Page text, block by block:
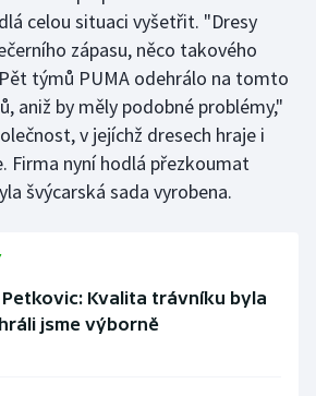
celou situaci vyšetřit. "Dresy
zápasu, něco takového
týmů PUMA odehrálo na tomto
aniž by měly podobné problémy,"
v jejíchž dresech hraje i
Firma nyní hodlá přezkoumat
švýcarská sada vyrobena.
Kvalita trávníku byla
jsme výborně